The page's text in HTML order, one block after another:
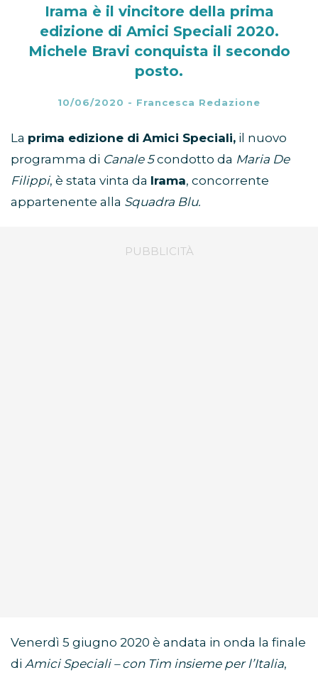
Irama è il vincitore della prima
edizione di Amici Speciali 2020.
Michele Bravi conquista il secondo
posto.
10/06/2020 - Francesca Redazione
La prima edizione di Amici Speciali, il nuovo
programma di Canale 5condotto da Maria De
Filippi, è stata vinta da Irama, concorrente
appartenente alla Squadra Blu.
Venerdì 5 giugno 2020 è andata in onda la finale
di Amici Speciali – con Tim insieme per l’Italia,